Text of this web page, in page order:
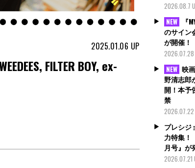
2025.01.06 UP
FILTER BOY, ex-
2026.08.7
NEW
『
のサイン
が開催！
2026.07.28
NEW 映
野清志郎
開！本予
禁
2026.07.22
プレシジ
力特集！
月号』が
2026.07.21